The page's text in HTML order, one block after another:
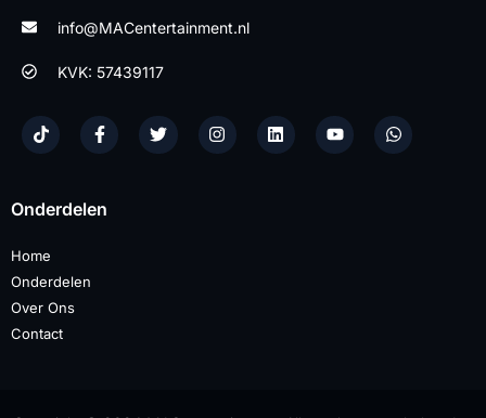
info@MACentertainment.nl
KVK: 57439117
Onderdelen
Home
Onderdelen
Over Ons
Contact